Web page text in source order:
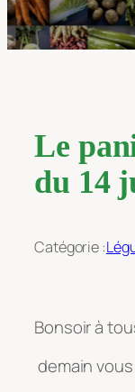
Le
du 14
Catégorie :
Bonsoir à
demain